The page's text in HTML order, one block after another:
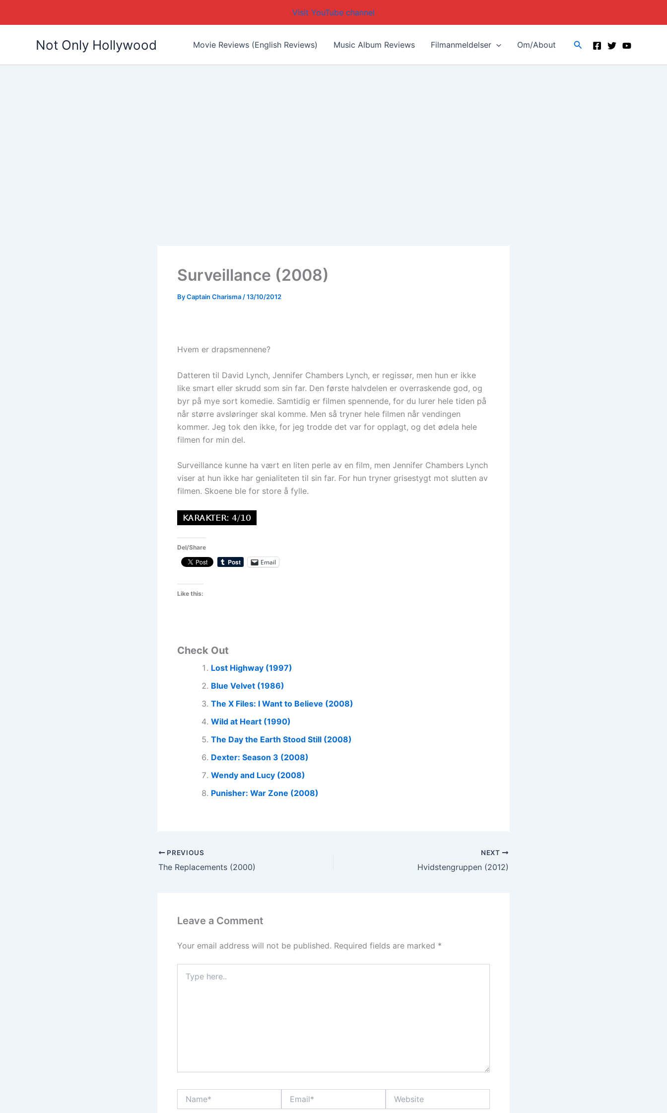
Visit YouTube channel
Not Only Hollywood Movie Reviews (English Reviews) Music Album Reviews Filmanmeldelser Om/About Search
Surveillance (2008)
ByCaptain Charisma/13/10/2012
Hvem er drapsmennene?
Datteren til David Lynch, Jennifer Chambers Lynch, er regissør, men hun er ikke
like smart eller skrudd som sin far. Den første halvdelen er overraskende god, og
byr på mye sort komedie. Samtidig er filmen spennende, for du lurer hele tiden på
når større avsløringer skal komme. Men så tryner hele filmen når vendingen
kommer. Jeg tok den ikke, for jeg trodde det var for opplagt, og det ødela hele
filmen for min del.
Surveillance kunne ha vært en liten perle av en film, men Jennifer Chambers Lynch
viser at hun ikke har genialiteten til sin far. For hun tryner grisestygt mot slutten av
filmen. Skoene ble for store å fylle.
Del/Share
Email
Like this:
Check Out
Lost Highway (1997)
Blue Velvet (1986)
The X Files: I Want to Believe (2008)
Wild at Heart (1990)
The Day the Earth Stood Still (2008)
Dexter: Season 3 (2008)
Wendy and Lucy (2008)
Punisher: War Zone (2008)
PREVIOUS
The Replacements (2000)
NEXT
Hvidstengruppen (2012)
Leave a Comment
Your email address will not be published. Required fields are marked *
here..